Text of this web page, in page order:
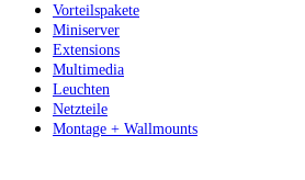
Vorteilspakete
Miniserver
Extensions
Multimedia
Leuchten
Netzteile
Montage + Wallmounts